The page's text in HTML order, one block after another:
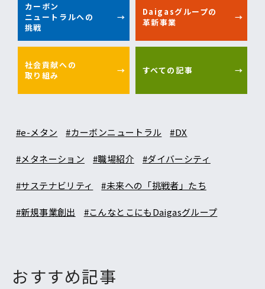
カーボン
ニュートラルへの
挑戦
Daigasグループの
革新事業
社会貢献への
取り組み
すべての記事
#e-メタン #カーボンニュートラル #DX
#メタネーション #職場紹介 #ダイバーシティ
#サステナビリティ #未来への「挑戦者」たち
#新規事業創出 #こんなとこにもDaigasグループ
おすすめ記事